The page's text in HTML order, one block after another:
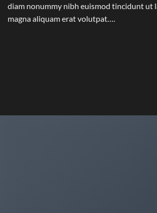
diam nonummy nibh euismod tincidunt ut
magna aliquam erat volutpat….